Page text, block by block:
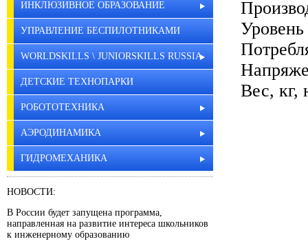
ИНКЛЮЗИВНОЕ ОБРАЗОВАНИЕ
УПРАВЛЕНИЕ БЕСПИЛОТНИКАМИ
WORLDSKILLS \ JUNIORSKILLS RUSSIA
ДЕТСКИЕ ТЕХНОПАРКИ
РОБОТОТЕХНИКА
АЭРОДИНАМИКА
ГИДРОМЕХАНИКА
НОВОСТИ:
В России будет запущена программа,
направленная на развитие интереса школьников
к инженерному образованию
Вес, кг,